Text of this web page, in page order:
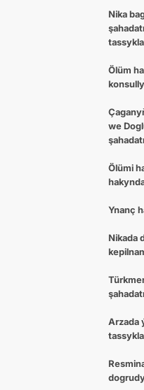
Nika
Ölüm
we
Ölümi
Ynanç
Nikada
Arzada